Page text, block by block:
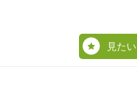
見たい